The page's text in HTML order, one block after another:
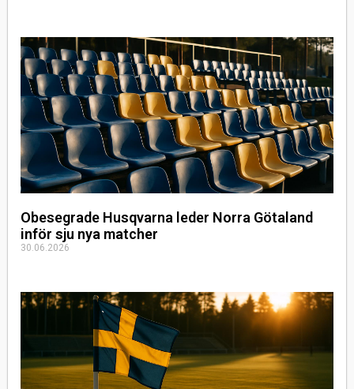
Obesegrade Husqvarna leder Norra Götaland
inför sju nya matcher
30.06.2026